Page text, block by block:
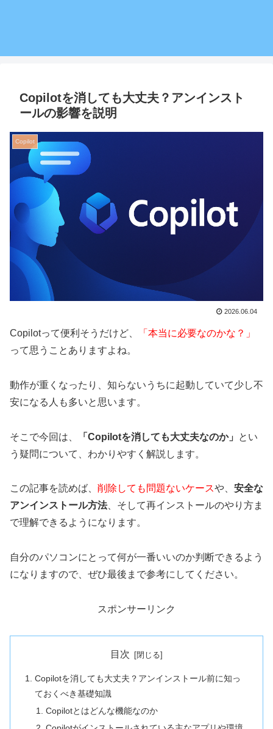
Copilotを消しても大丈夫？アンインスト
ールの影響を説明
Copilot
2026.06.04
Copilotって便利そうだけど、
「本当に必要なのかな？」
って思うことありますよね。
動作が重くなったり、知らないうちに起動していて少し不
安になる人も多いと思います。
そこで今回は、 「Copilotを消しても大丈夫なのか」
とい
う疑問について、わかりやすく解説します。
この記事を読めば、 削除しても問題ないケースや、 安全な
アンインストール方法、そして再インストールのやり方ま
で理解できるようになります。
自分のパソコンにとって何が一番いいのか判断できるよう
になりますので、ぜひ最後まで参考にしてください。
スポンサーリンク
目次
Copilotを消しても大丈夫？アンインストール前に知っ
ておくべき基礎知識
Copilotとはどんな機能なのか